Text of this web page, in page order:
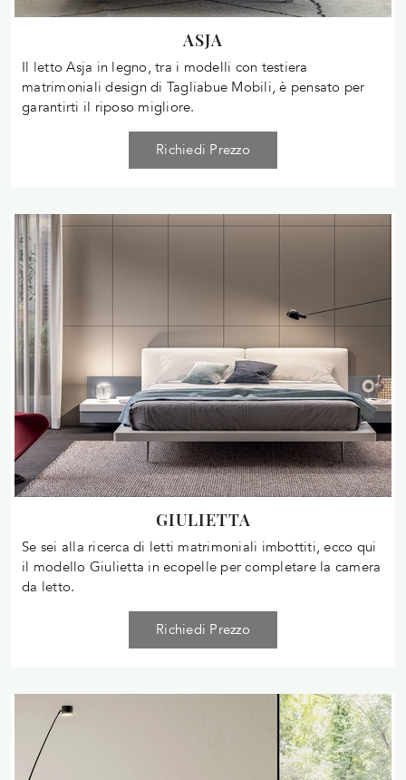
ASJA
Il letto Asja in legno, tra i modelli con testiera
matrimoniali design di Tagliabue Mobili, è pensato per
garantirti il riposo migliore.
Richiedi Prezzo
GIULIETTA
Se sei alla ricerca di letti matrimoniali imbottiti, ecco qui
il modello Giulietta in ecopelle per completare la camera
da letto.
Richiedi Prezzo